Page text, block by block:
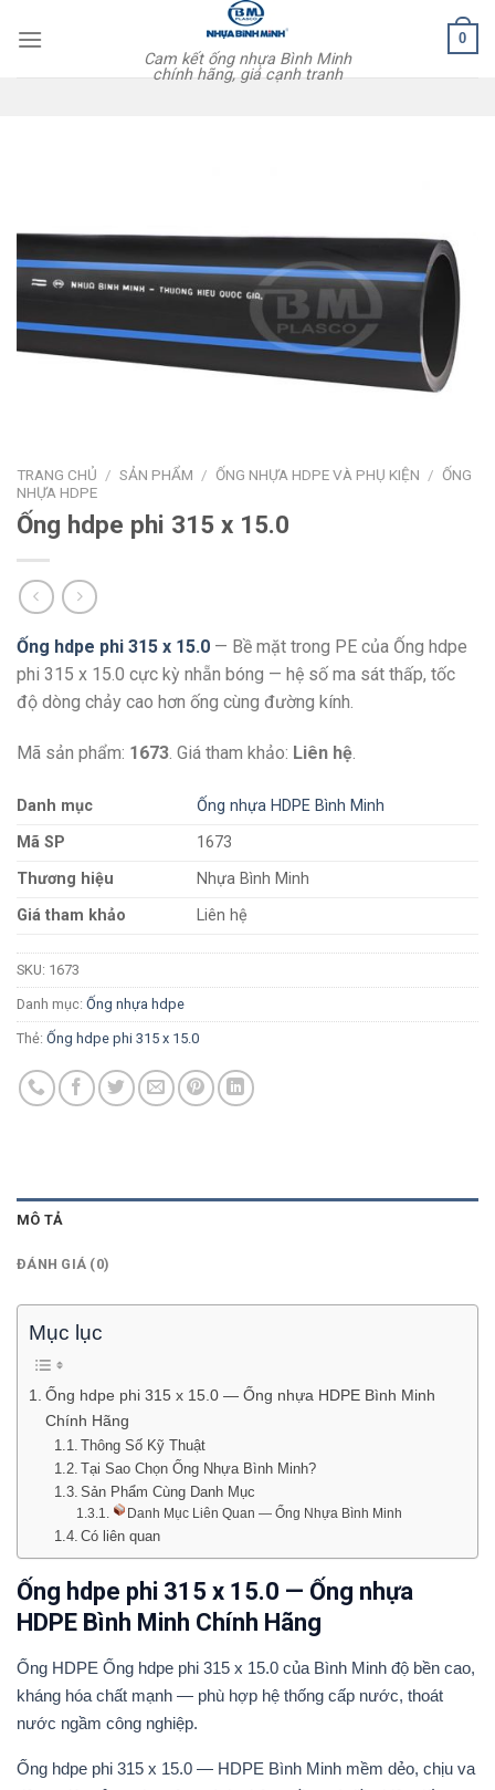
Cam kết ống nhựa Bình Minh
chính hãng, giá cạnh tranh
0
TRANG CHỦ / SẢN PHẨM / ỐNG NHỰA HDPE VÀ PHỤ KIỆN / ỐNG
NHỰA HDPE
Ống hdpe phi 315 x 15.0
Ống hdpe phi 315 x 15.0 — Bề mặt trong PE của Ống hdpe
phi 315 x 15.0 cực kỳ nhẵn bóng — hệ số ma sát thấp, tốc
độ dòng chảy cao hơn ống cùng đường kính.
Mã sản phẩm: 1673 . Giá tham khảo: Liên hệ
Danh mục
Ống nhựa HDPE Bình Minh
Mã SP
1673
Thương hiệu
Nhựa Bình Minh
Giá tham khảo
Liên hệ
SKU: 1673
Danh mục: Ống nhựa hdpe
Thẻ: Ống hdpe phi 315 x 15.0
MÔ TẢ
ĐÁNH GIÁ (0)
Mục lục
Ống hdpe phi 315 x 15.0 — Ống nhựa HDPE Bình Minh
Chính Hãng
Thông Số Kỹ Thuật
Tại Sao Chọn Ống Nhựa Bình Minh?
Sản Phẩm Cùng Danh Mục
Danh Mục Liên Quan — Ống Nhựa Bình Minh
Có liên quan
Ống hdpe phi 315 x 15.0 — Ống nhựa
HDPE Bình Minh Chính Hãng
Ống HDPE Ống hdpe phi 315 x 15.0 của Bình Minh độ bền cao,
kháng hóa chất mạnh — phù hợp hệ thống cấp nước, thoát
nước ngầm công nghiệp.
Ống hdpe phi 315 x 15.0 — HDPE Bình Minh mềm dẻo, chịu va